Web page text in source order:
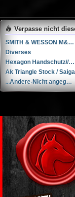
Verpasse nicht
SMITH & WESSON M&P 9-M2.0 PERFORMANCE CENTER 5” Ported
Diverses
Hexagon Handschutz// AK / Saiga
Ak Triangle Stock / Saiga
...Andere-Nicht angegeben Rohm mod. 17 .38 Special / 9x29mmR